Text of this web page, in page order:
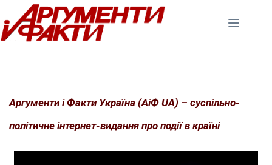
Перейти
до
вмісту
Аргументи і Факти Україна (АіФ UA) – суспільно-
політичне інтернет-видання про події в країні